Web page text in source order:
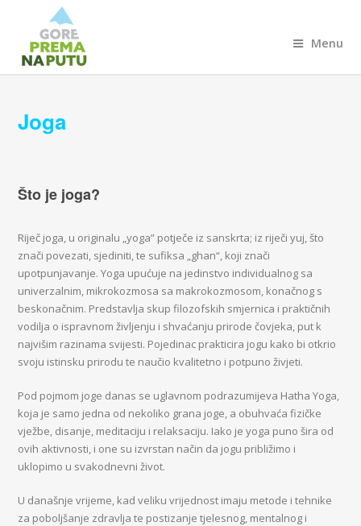
Menu
Joga
Što je joga?
Riječ joga, u originalu „yoga” potječe iz sanskrta; iz riječi yuj, što
znači povezati, sjediniti, te sufiksa „ghan“, koji znači
upotpunjavanje. Yoga upućuje na jedinstvo individualnog sa
univerzalnim, mikrokozmosa sa makrokozmosom, konačnog s
beskonačnim. Predstavlja skup filozofskih smjernica i praktičnih
vodilja o ispravnom življenju i shvaćanju prirode čovjeka, put k
najvišim razinama svijesti. Pojedinac prakticira jogu kako bi otkrio
svoju istinsku prirodu te naučio kvalitetno i potpuno živjeti.
Pod pojmom joge danas se uglavnom podrazumijeva Hatha Yoga,
koja je samo jedna od nekoliko grana joge, a obuhvaća fizičke
vježbe, disanje, meditaciju i relaksaciju. Iako je yoga puno šira od
ovih aktivnosti, i one su izvrstan način da jogu približimo i
uklopimo u svakodnevni život.
U današnje vrijeme, kad veliku vrijednost imaju metode i tehnike
za poboljšanje zdravlja te postizanje tjelesnog, mentalnog i